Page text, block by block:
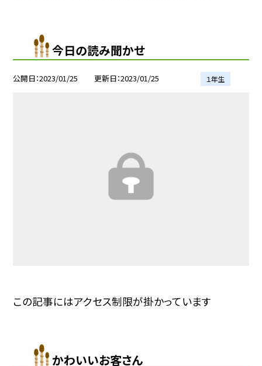
今日の読み聞かせ
公開日 2023/01/25 更新日 2023/01/25 １年生
この記事にはアクセス制限が掛かっています
かわいいお客さん